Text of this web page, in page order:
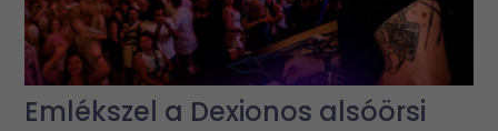
Emlékszel a Dexionos alsóörsi